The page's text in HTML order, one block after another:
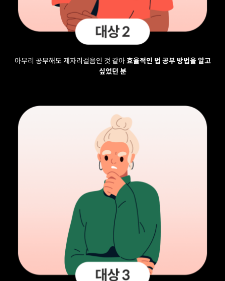
아무리 공부해도 제자리걸음인 것 같아효율적인 법 공부 방법을 알고
싶었던 분